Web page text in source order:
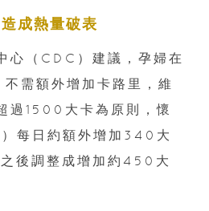
成熱量破表
心（CDC）建議，孕婦在
需額外增加卡路里，維
過1500大卡為原則，懷
每日約額外增加340大
後調整成增加約450大